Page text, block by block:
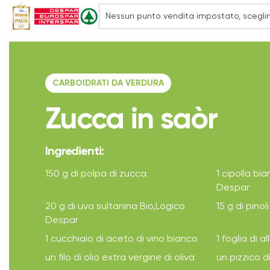
CARBOIDRATI DA VERDURA
Zucca in saòr
Ingredienti:
150 g di polpa di zucca
1 cipolla
Despar
20 g di uva sultanina Bio,Logico
Despar
15 g di pinoli
1 cucchiaio di aceto di vino bianco
1 foglia di
un filo di olio extra vergine di oliva
un pizzico